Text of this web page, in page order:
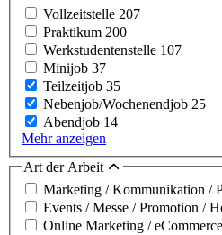
Vollzeitstelle 207
Praktikum 200
Werkstudentenstelle 107
Minijob 37
Teilzeitjob 35
Nebenjob/Wochenendjob 25
Abendjob 14
Mehr anzeigen
Art der Arbeit
Marketing / Kommunikation /
Events / Messe / Promotion /
Online Marketing / eCommerce